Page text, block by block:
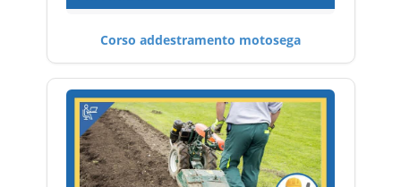
Corso addestramento motosega